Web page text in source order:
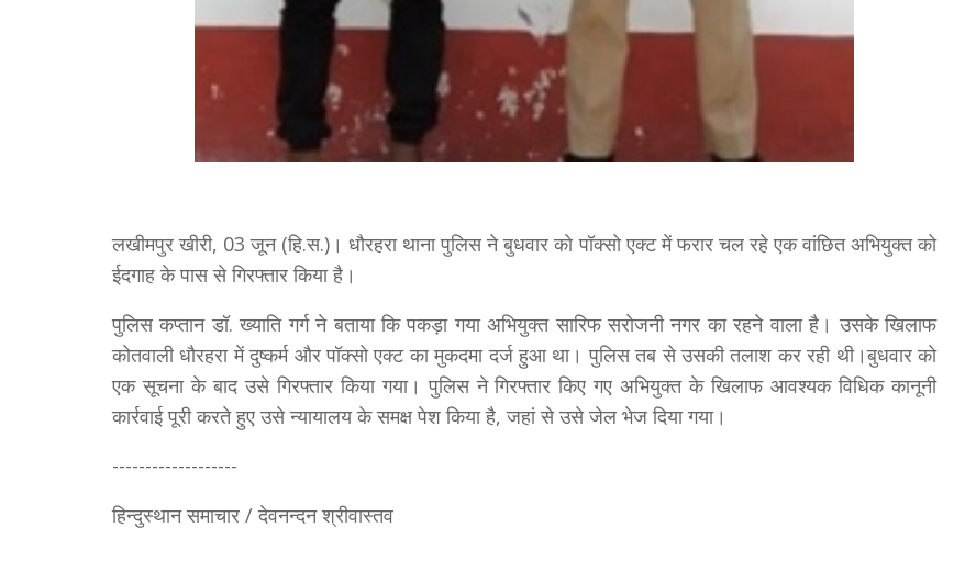
लखीमपुर खीरी, 03 जून (हि.स.)। धौरहरा थाना पुलिस ने बुधवार काे पॉक्सो एक्ट में फरार चल रहे एक वांछित अभियुक्त को
ईदगाह के पास से गिरफ्तार किया है।
पुलिस कप्तान डॉ. ख्याति गर्ग ने बताया कि पकड़ा गया अभियुक्त सारिफ सराेजनी नगर का रहने वाला है। उसके खिलाफ
कोतवाली धौरहरा में दुष्कर्म और पॉक्सो एक्ट का मुकदमा दर्ज हुआ था। पुलिस तब से उसकी तलाश कर रही थी।बुधवार काे
एक सूचना के बाद उसे गिरफ्तार किया गया। पुलिस ने गिरफ्तार किए गए अभियुक्त के खिलाफ आवश्यक विधिक कानूनी
कार्रवाई पूरी करते हुए उसे न्यायालय के समक्ष पेश किया है, जहां से उसे जेल भेज दिया गया।
-------------------
हिन्दुस्थान समाचार / देवनन्दन श्रीवास्तव